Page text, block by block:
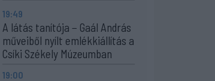
19:49
A látás tanítója − Gaál András
műveiből nyílt emlékkiállítás a
Csíki Székely Múzeumban
19:00